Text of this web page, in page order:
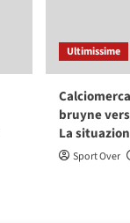
Ultimissime
bruyne
La
Sport Over